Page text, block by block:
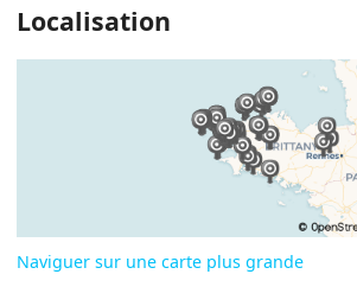
Localisation
Naviguer sur une carte plus grande